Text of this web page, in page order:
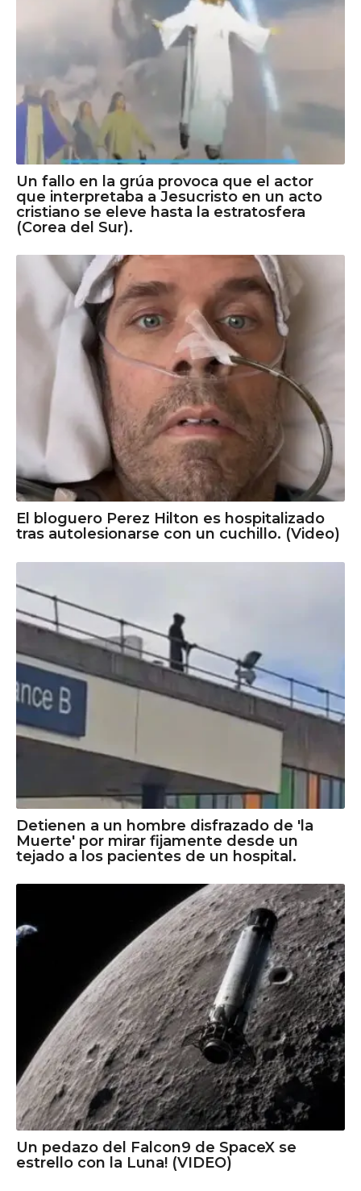
Un fallo en la grúa provoca que el actor
que interpretaba a Jesucristo en un acto
cristiano se eleve hasta la estratosfera
(Corea del Sur).
El bloguero Perez Hilton es hospitalizado
tras autolesionarse con un cuchillo. (Video)
Detienen a un hombre disfrazado de 'la
Muerte' por mirar fijamente desde un
tejado a los pacientes de un hospital.
Un pedazo del Falcon9 de SpaceX se
estrello con la Luna! (VIDEO)